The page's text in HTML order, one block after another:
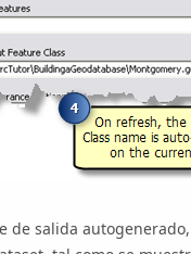
de salida